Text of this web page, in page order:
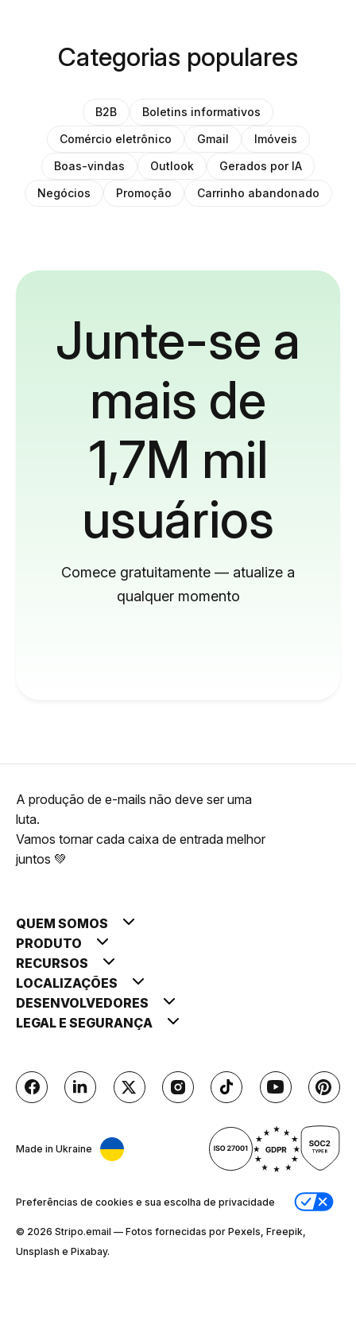
Categorias populares
B2B
Boletins informativos
Comércio eletrônico
Gmail
Imóveis
Boas-vindas
Outlook
Gerados por IA
Negócios
Promoção Carrinho abandonado
Junte-se a
mais de
1,7M mil
usuários
Comece gratuitamente — atualize a
qualquer momento
A produção de e-mails não deve ser uma
luta.
Vamos tornar cada caixa de entrada melhor
juntos 💚
QUEM SOMOS
PRODUTO
RECURSOS
LOCALIZAÇÕES
DESENVOLVEDORES
LEGAL E SEGURANÇA
Made in Ukraine
Preferências de cookies e sua escolha de privacidade
© 2026 Stripо.email — Fotos fornecidas por Pexels, Freepik,
Unsplash e Pixabay.